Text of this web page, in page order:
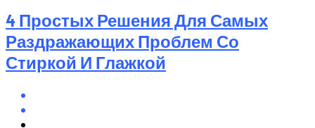
4 Простых Решения Для Самых
Раздражающих Проблем Со
Стиркой И Глажкой